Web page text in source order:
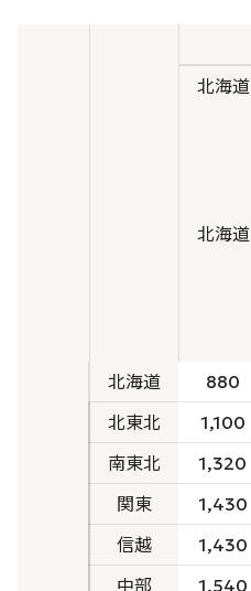
北海道
北海道
北海道 880
北東北
1,100
南東北
1,320
関東
1,430
信越
1,430
中部
1,540